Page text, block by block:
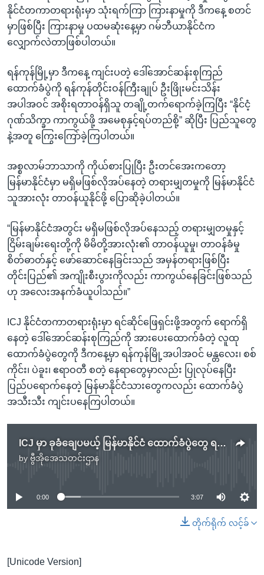
နိုင်ငံတကာတရားရုံးမှာ သုံးရက်ကြာ ကြားနာမှုကို ဒီကနေ့ စတင်
မှာဖြစ်ပြီး ကြားနာမှု ပထမဆုံးနေ့မှာ ဂမ်ဘီယာနိုင်ငံက
လျှောက်လဲတာဖြစ်ပါတယ်။
ရန်ကုန်မြို့မှာ ဒီကနေ့ ကျင်းပတဲ့ ဒေါ်အောင်ဆန်းစုကြည်
ထောက်ခံပွဲကို ရန်ကုန်တိုင်းဝန်ကြီးချုပ် ဦးဖြိုးမင်းသိန်း
အပါအဝင် အစိုးရတာဝန်ရှိသူ တချို့တက်ရောက်ခဲ့ကြပြီး “နိုင်ငံ့
ဂုဏ်သိက္ခာ ကာကွယ်ဖို့ အမေစုနှင့်ရပ်တည်စို့” ဆိုပြီး ပြည်သူတွေ
နဲ့အတူ ကြွေးကြော်ခဲ့ကြပါတယ်။
အစ္စလာမ်ဘာသာကို ကိုယ်စားပြုပြီး ဦးတင်အေးကတော့
မြန်မာနိုင်ငံမှာ မရှိမဖြစ်လိုအပ်နေတဲ့ တရားမျှတမှုကို မြန်မာနိုင်ငံ
သူအားလုံး တာဝန်ယူနိုင်ဖို့ ပြောဆိုခဲ့ပါတယ်။
“မြန်မာနိုင်ငံအတွင်း မရှိမဖြစ်လိုအပ်နေသည့် တရားမျှတမှုနှင့်
ငြိမ်းချမ်းရေးတို့ကို မိမိတို့အားလုံး၏ တာဝန်ယူမှု၊ တာဝန်ခံမှု
စိတ်ဓာတ်နှင့် ဖော်ဆောင်နေခြင်းသည် အမှန်တရားဖြစ်ပြီး
တိုင်းပြည်၏ အကျိုးစီးပွားကိုလည်း ကာကွယ်နေခြင်းဖြစ်သည်
ဟု အလေးအနက်ခံယူပါသည်။”
ICJ နိုင်ငံတကာတရားရုံးမှာ ရင်ဆိုင်ဖြေရှင်းဖို့အတွက် ရောက်ရှိ
နေတဲ့ ဒေါ်အောင်ဆန်းစုကြည်ကို အားပေးထောက်ခံတဲ့ လူထု
ထောက်ခံပွဲတွေကို ဒီကနေ့မှာ ရန်ကုန်မြို့အပါအဝင် မန္တလေး၊ စစ်
ကိုင်း၊ ပဲခူး၊ ဧရာဝတီ စတဲ့ နေရာတွေမှာလည်း ပြုလုပ်နေပြီး
ပြည်ပရောက်နေတဲ့ မြန်မာနိုင်ငံသားတွေကလည်း ထောက်ခံပွဲ
အသီးသီး ကျင်းပနေကြပါတယ်။
ICJ မှာ ခုခံချေပမယ့် မြန်မာနိုင်ငံ ထောက်ခံပွဲတွေ ရန်ကုန်မှာကျင်းပ
by ဗွီအိုအေသတင်းဌာန
No media source currently available
0:00 3:07
တိုက်ရိုက် လင့်ခ်
[Unicode Version]